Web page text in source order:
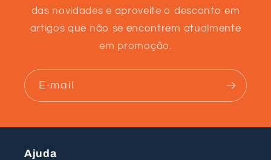
das novidades e aproveite o desconto em
artigos que não se encontrem atualmente
em promoção.
E-mail
Ajuda